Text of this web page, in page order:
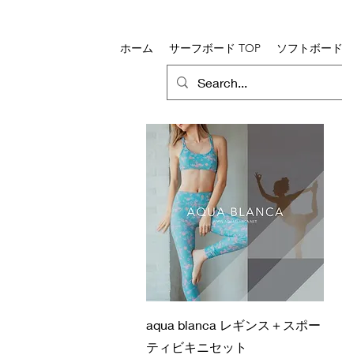
ホーム サーフボード TOP ソフトボード
クイックビュー
aqua blanca レギンス＋スポー
ティビキニセット